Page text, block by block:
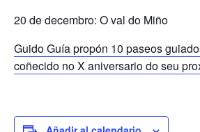
20 de decembro: O val do Miño
Guido Guía propón 10 paseos
coñecido no X aniversario do seu